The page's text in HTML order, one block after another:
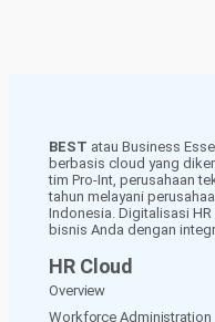
BEST atau Business
berbasis cloud yang
tim Pro-Int, perusahaan
tahun melayani
Indonesia. Digitalisasi
bisnis Anda dengan
HR Cloud
Overview
Workforce Administration